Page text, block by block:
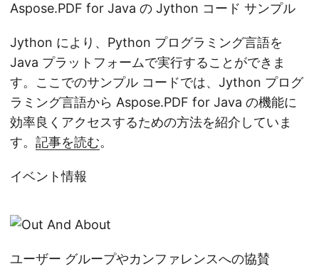
Aspose.PDF for Java の Jython コード サンプル
Jython により、Python プログラミング言語を
Java プラットフォームで実行することができま
す。ここでのサンプル コードでは、Jython プログ
ラミング言語から Aspose.PDF for Java の機能に
効率良くアクセスするための方法を紹介していま
す。 記事を読む。
イベント情報
ユーザー グループやカンファレンスへの協賛